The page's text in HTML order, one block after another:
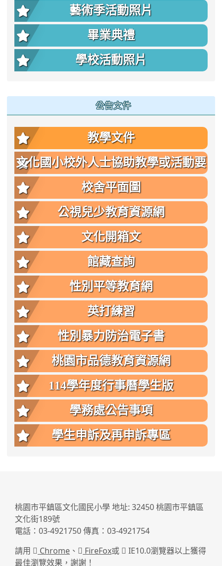
藝術季活動照片
畢業典禮
學校活動照片
公告文件
教學文件
文化國小校外人士協助教學或活動要
點
校舍平面圖
公視兒少教育資源網
文化開箱文
館藏查詢
性別平等教育網
英打練習
性別暴力防治電子書
桃園市品德教育資源網
114學年度行事曆學生版
學務處公告事項
學生申訴及再申訴專區
桃園市平鎮區文化國民小學 地址: 32450 桃園市平鎮區
文化街189號
電話：03-4921750 傳真：03-4921754
請用
Chrome 、 FireFox或
IE10.0瀏覽器以上獲得
最佳瀏覽效果，謝謝！